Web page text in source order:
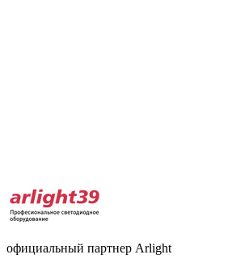
официальный партнер Arlight